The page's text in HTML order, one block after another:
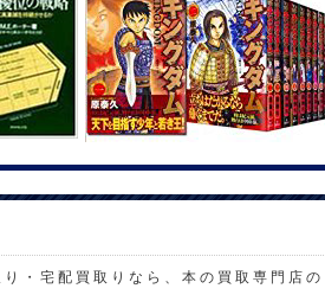
・宅配買取りなら、本の買取専門店